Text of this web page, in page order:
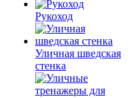
Рукоход
Уличная шведская
стенка